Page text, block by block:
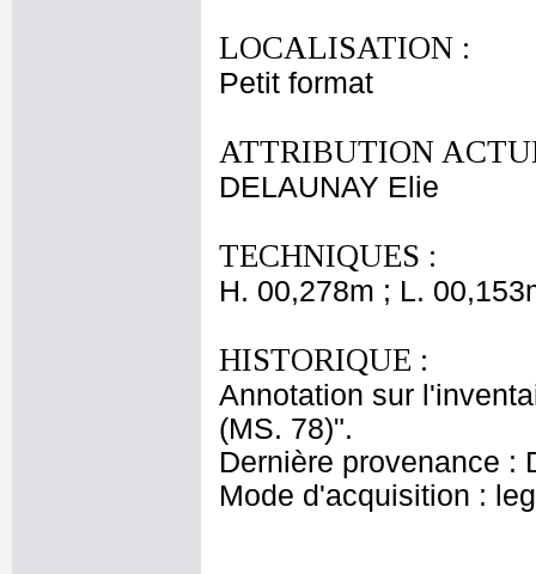
LOCALISATION :
Petit format
ATTRIBUTION
DELAUNAY Elie
TECHNIQUES :
H. 00,278m ; L.
HISTORIQUE :
Annotation sur
(MS. 78)".
Dernière provenance :
Mode d'acquisition :